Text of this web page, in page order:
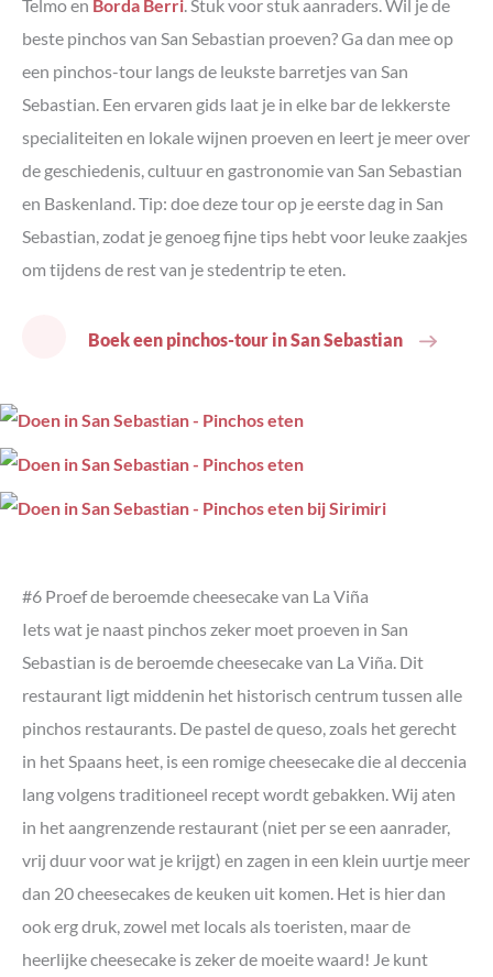
Telmo en Borda Berri. Stuk voor stuk aanraders. Wil je de
beste pinchos van San Sebastian proeven? Ga dan mee op
een pinchos-tour langs de leukste barretjes van San
Sebastian. Een ervaren gids laat je in elke bar de lekkerste
specialiteiten en lokale wijnen proeven en leert je meer over
de geschiedenis, cultuur en gastronomie van San Sebastian
en Baskenland. Tip: doe deze tour op je eerste dag in San
Sebastian, zodat je genoeg fijne tips hebt voor leuke zaakjes
om tijdens de rest van je stedentrip te eten.
Boek een pinchos-tour in San Sebastian
#6 Proef de beroemde cheesecake van La Viña
Iets wat je naast pinchos zeker moet proeven in San
Sebastian is de beroemde cheesecake van La Viña. Dit
restaurant ligt middenin het historisch centrum tussen alle
pinchos restaurants. De pastel de queso, zoals het gerecht
in het Spaans heet, is een romige cheesecake die al deccenia
lang volgens traditioneel recept wordt gebakken. Wij aten
in het aangrenzende restaurant (niet per se een aanrader,
vrij duur voor wat je krijgt) en zagen in een klein uurtje meer
dan 20 cheesecakes de keuken uit komen. Het is hier dan
ook erg druk, zowel met locals als toeristen, maar de
heerlijke cheesecake is zeker de moeite waard! Je kunt